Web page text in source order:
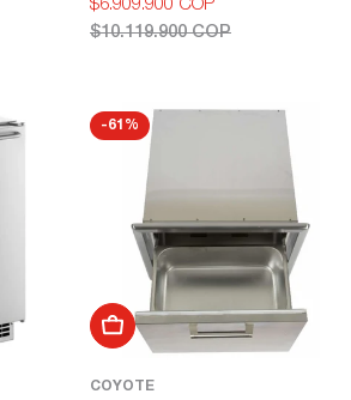
Precio
$6.909.900 COP
Precio
$10.119.900 COP
-61%
Añadir al carrito
COYOTE